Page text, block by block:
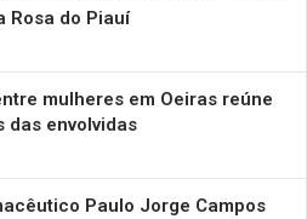
Rosa do Piauí
mulheres em Oeiras reúne
das envolvidas
Paulo Jorge Campos